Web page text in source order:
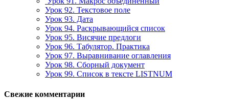
Урок 92. Текстовое поле
Урок 93. Дата
Урок 94. Раскрывающийся список
Урок 95. Висячие предлоги
Урок 96. Табулятор. Практика
Урок 97. Выравнивание оглавления
Урок 98. Сборный документ
Урок 99. Список в тексте LISTNUM
Свежие комментарии